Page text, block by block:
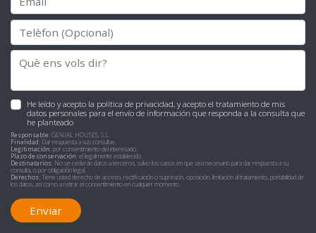
He leído y acepto la política de privacidad, y acepto el tratamiento de mis
datos personales para el envío de información que responda a la consulta que
he planteado
Responsable:GENIAL HOUSES, S.L.
Finalidad: Dar respuesta a sus consultas.
Legitimación:por consentimiento del interesado.
Plazo de conservación:el legalmente establecido.
Destinatarios: No se cederán datos a terceros, salvo los casos en que sea necesario para dar respuesta a su
consulta, o por obligación legal.
Derechos:Tiene usted derecho de acceso, rectificación o supresión, oposición, limitación al tratamiento, portabilidad de
los datos, así como a retirar el consentimiento en cualquier momento.
Enviar